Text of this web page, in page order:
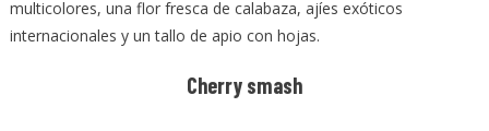
multicolores, una flor fresca de calabaza, ajíes exóticos
internacionales y un tallo de apio con hojas.
Cherry smash